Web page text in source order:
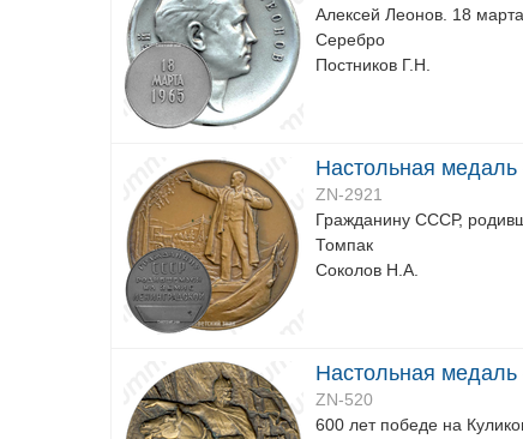
Алексей Леонов. 18 марта
Серебро
Постников Г.Н.
Настольная
ZN-2921
Гражданину СССР,
Томпак
Соколов Н.А.
Настольная
ZN-520
600 лет победе на